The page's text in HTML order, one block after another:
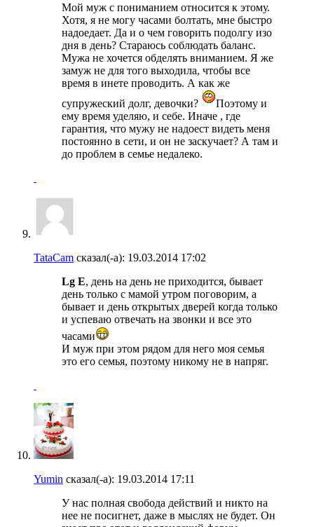
Мой муж с пониманием относится к этому.
Хотя, я не могу часами болтать, мне быстро
надоедает. Да и о чем говорить подолгу изо
дня в день? Стараюсь соблюдать баланс.
Мужа не хочется обделять вниманием. Я же
замуж не для того выходила, чтобы все
время в инете проводить. А как же
супружеский долг, девочки?
Поэтому и
ему время уделяю, и себе. Иначе , где
гарантия, что мужу не надоест видеть меня
постоянно в сети, и он не заскучает? А там и
до проблем в семье недалеко.
TataCam сказал(-а): 19.03.2014 17:02
Lg E, день на день не приходится, бывает
день только с мамой утром поговорим, а
бывает и день открытых дверей когда только
и успеваю отвечать на звонки и все это
часами
И муж при этом рядом для него моя семья
это его семья, поэтому никому не в напряг.
Yumin сказал(-а): 19.03.2014 17:11
У нас полная свобода действий и никто на
нее не посигнет, даже в мыслях не будет. Он